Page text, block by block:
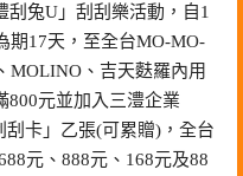
刮兔U」刮刮樂活動，自1
期17天，至全台MO-MO-
MOLINO、吉天麩羅內用
800元並加入三澧企業
卡」乙張(可累贈)，全台
元、888元、168元及88